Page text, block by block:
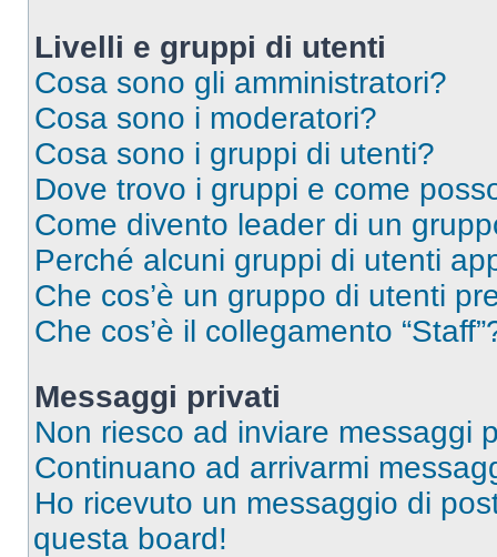
Livelli e gruppi di utenti
Cosa sono gli amministratori?
Cosa sono i moderatori?
Cosa sono i gruppi di utenti?
Dove trovo i gruppi e come
Come divento leader di un
Perché alcuni gruppi di utenti
Che cos’è un gruppo di utenti
Che cos’è il collegamento
Messaggi privati
Non riesco ad inviare messaggi
Continuano ad arrivarmi
Ho ricevuto un messaggio di
questa board!